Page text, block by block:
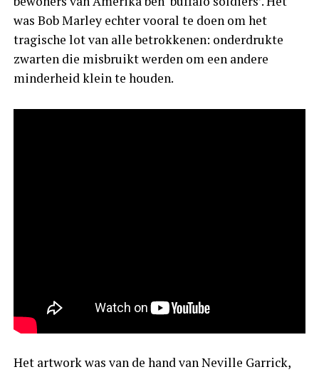
was Bob Marley echter vooral te doen om het
tragische lot van alle betrokkenen: onderdrukte
zwarten die misbruikt werden om een andere
minderheid klein te houden.
Het artwork was van de hand van Neville Garrick,